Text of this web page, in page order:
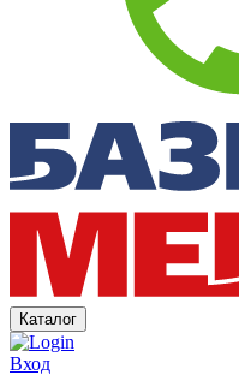
Каталог
Вход